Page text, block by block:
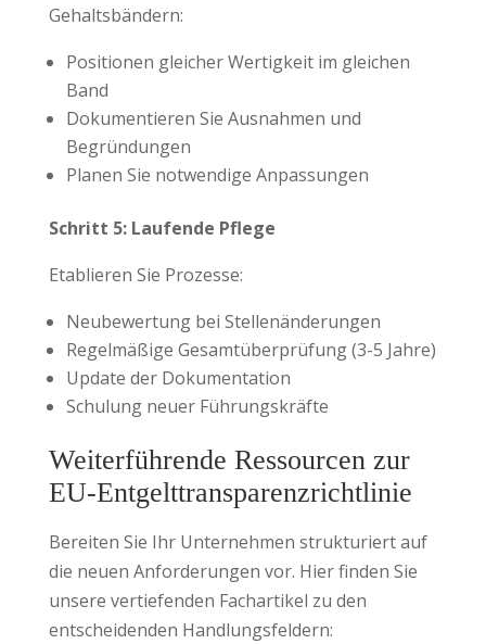
Gehaltsbändern:
Positionen gleicher Wertigkeit im gleichen
Band
Dokumentieren Sie Ausnahmen und
Begründungen
Planen Sie notwendige Anpassungen
Schritt 5: Laufende Pflege
Etablieren Sie Prozesse:
Neubewertung bei Stellenänderungen
Regelmäßige Gesamtüberprüfung (3-5 Jahre)
Update der Dokumentation
Schulung neuer Führungskräfte
Weiterführende Ressourcen zur
EU-Entgelttransparenzrichtlinie
Bereiten Sie Ihr Unternehmen strukturiert auf
die neuen Anforderungen vor. Hier finden Sie
unsere vertiefenden Fachartikel zu den
entscheidenden Handlungsfeldern: